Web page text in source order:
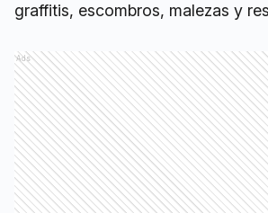
graffitis, escombros, malezas y
Ads